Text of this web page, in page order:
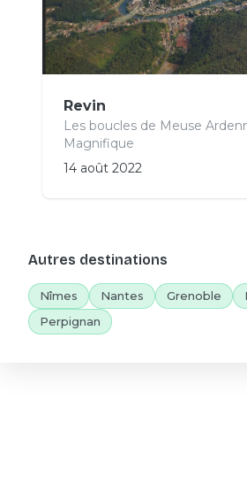
Revin
Les boucles de Meuse
Magnifique
14 août 2022
Autres destinations
Nîmes Nantes Grenoble
Perpignan